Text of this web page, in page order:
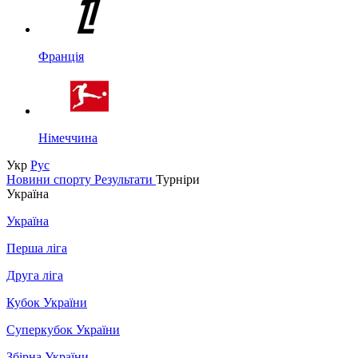
Франція
Німеччина
Укр Рус
Новини спорту Результати Турніри
Україна
Україна
Перша ліга
Друга ліга
Кубок України
Суперкубок України